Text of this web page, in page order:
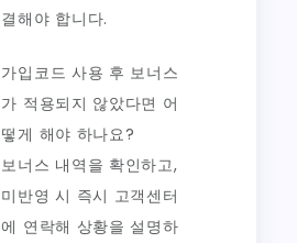
결해야 합니다.
가입코드 사용 후 보너스
가 적용되지 않았다면 어
떻게 해야 하나요?
보너스 내역을 확인하고,
미반영 시 즉시 고객센터
에 연락해 상황을 설명하